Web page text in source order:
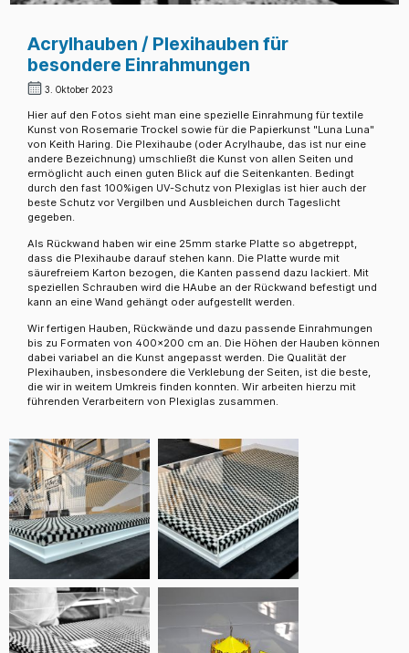
Acrylhauben / Plexihauben für
besondere Einrahmungen
3. Oktober 2023
Hier auf den Fotos sieht man eine spezielle Einrahmung für textile
Kunst von Rosemarie Trockel sowie für die Papierkunst "Luna Luna"
von Keith Haring. Die Plexihaube (oder Acrylhaube, das ist nur eine
andere Bezeichnung) umschließt die Kunst von allen Seiten und
ermöglicht auch einen guten Blick auf die Seitenkanten. Bedingt
durch den fast 100%igen UV-Schutz von Plexiglas ist hier auch der
beste Schutz vor Vergilben und Ausbleichen durch Tageslicht
gegeben.
Als Rückwand haben wir eine 25mm starke Platte so abgetreppt,
dass die Plexihaube darauf stehen kann. Die Platte wurde mit
säurefreiem Karton bezogen, die Kanten passend dazu lackiert. Mit
speziellen Schrauben wird die HAube an der Rückwand befestigt und
kann an eine Wand gehängt oder aufgestellt werden.
Wir fertigen Hauben, Rückwände und dazu passende Einrahmungen
bis zu Formaten von 400x200 cm an. Die Höhen der Hauben können
dabei variabel an die Kunst angepasst werden. Die Qualität der
Plexihauben, insbesondere die Verklebung der Seiten, ist die beste,
die wir in weitem Umkreis finden konnten. Wir arbeiten hierzu mit
führenden Verarbeitern von Plexiglas zusammen.